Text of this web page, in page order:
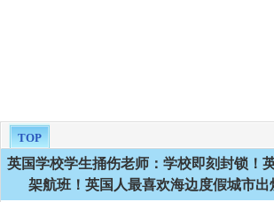
TOP
英国学校学生捅伤老师：学校即刻封锁！
架航班！英国人最喜欢海边度假城市出